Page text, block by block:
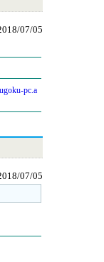
07/05
pc.a
07/05